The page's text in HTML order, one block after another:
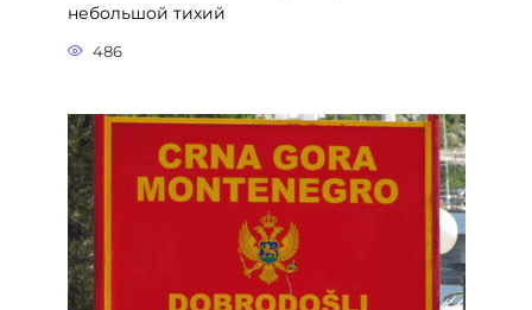
небольшой тихий
486